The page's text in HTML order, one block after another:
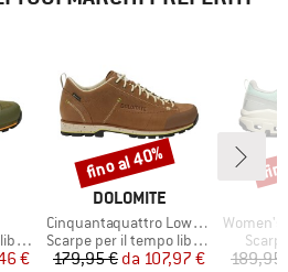
ridotto
€
MARCHIO
DOLOMITE
Articolo
Cinquantaquattro Low Full Grain Leather Evo GTX
Gruppo di prodotti
Scarpe per il tempo libero
Prezzo
179,95 € Prezzo ridotto
da 107,97 €
Sconto
fino al 40%
Articolo
Women's
189,95